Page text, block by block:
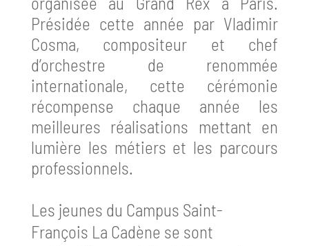
Présidée cette année par Vladimir
Cosma, compositeur et chef
d’orchestre de renommée
internationale, cette cérémonie
récompense chaque année les
meilleures réalisations mettant en
lumière les métiers et les parcours
professionnels.
Les jeunes du Campus Saint-
François La Cadène se sont